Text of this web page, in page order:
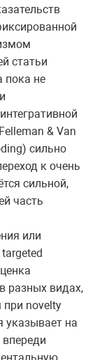
статьи
пока не
& Van
сильно
к очень
сильной,
часть
или
разных видах,
novelty
указывает на